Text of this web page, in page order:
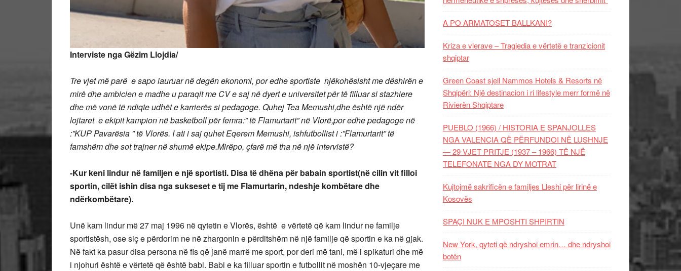
Interviste nga Gëzim Llojdia/
Tre vjet më parë e sapo lauruar në degën ekonomi, por edhe sportiste njëkohësisht me dëshirën e
mirë dhe ambicien e madhe u paraqit me CV e saj në dyert e universitet për të filluar si stazhiere
dhe më vonë të ndiqte udhët e karrierës si pedagoge. Quhej Tea Memushi,dhe është një ndër
lojtaret e ekipit kampion në basketboll për femra:” të Flamurtarit” në Vlorë,por edhe pedagoge në
:”KUP Pavarësia ” të Vlorës. I ati i saj quhet Eqerem Memushi, ishfutbollist i :”Flamurtarit” të
famshëm dhe sot trajner në shumë ekipe.Mirëpo, çfarë më tha në një intervistë?
-Kur keni lindur në familjen e një sportisti. Disa të dhëna për babain sportist(në cilin vit filloi
sportin, cilët ishin disa nga sukseset e tij me Flamurtarin, ndeshje kombëtare dhe
ndërkombëtare).
Unë kam lindur më 27 maj 1996 në qytetin e Vlorës, është e vërtetë që kam lindur ne familje
sportistësh, ose siç e përdorim ne në zhargonin e përditshëm në një familje që sportin e ka në gjak.
Në fakt ka pasur disa persona në fis që janë marrë me sport, por deri më tani, më i spikaturi dhe më
i njohuri është e vërtetë që është babi. Babi e ka filluar sportin e futbollit në moshën 10-vjeçare me
A PO ARMATOSET BALLKANI?
Kriza e vlerave – Tragjedia e vërtetë e tranzicionit
shqiptar
Green Coast sjell Nammos Hotels & Resorts në
Shqipëri: Një destinacion i ri lifestyle merr formë në
Rivierën Shqiptare
PUEBLO (1966) / HISTORIA E SPANJOLLES
NGA VALENCIA QË PËRFUNDOI NË LUSHNJE
— 29 VJET PRITJE (1937 – 1966) TË NJË
TELEFONATE NGA DY MOTRAT
Kujtojmë sakrificën e familjes Lleshi për lirinë e
Kosovës
SPAÇI NUK E MPOSHTI SHPIRTIN
New York, qyteti që ndryshoi emrin… dhe ndryshoi
botën